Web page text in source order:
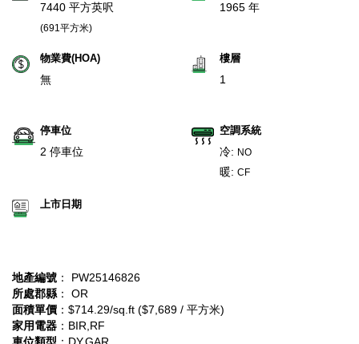
7440 平方英呎
(691平方米)
1965 年
物業費(HOA)
無
樓層
1
停車位
2 停車位
空調系統
冷: NO
暖: CF
上市日期
地產編號 ： PW25146826
所處郡縣 ： OR
面積單價 ：$714.29/sq.ft ($7,689 / 平方米)
家用電器 ：BIR,RF